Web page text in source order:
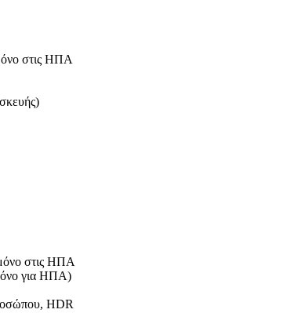
στις ΗΠΑ
στις ΗΠΑ
για ΗΠΑ)
HDR